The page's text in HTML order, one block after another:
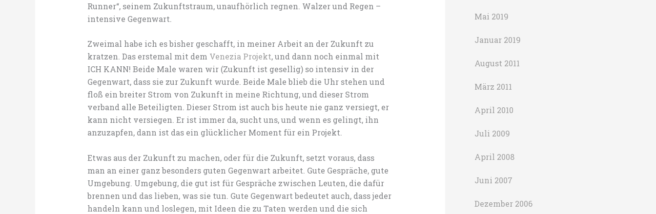
Runner“, seinem Zukunftstraum, unaufhörlich regnen. Walzer und Regen –
intensive Gegenwart.
Zweimal habe ich es bisher geschafft, in meiner Arbeit an der Zukunft zu
kratzen. Das erstemal mit dem Venezia Projekt, und dann noch einmal mit
ICH KANN! Beide Male waren wir (Zukunft ist gesellig) so intensiv in der
Gegenwart, dass sie zur Zukunft wurde. Beide Male blieb die Uhr stehen und
floß ein breiter Strom von Zukunft in meine Richtung, und dieser Strom
verband alle Beteiligten. Dieser Strom ist auch bis heute nie ganz versiegt, er
kann nicht versiegen. Er ist immer da, sucht uns, und wenn es gelingt, ihn
anzuzapfen, dann ist das ein glücklicher Moment für ein Projekt.
Etwas aus der Zukunft zu machen, oder für die Zukunft, setzt voraus, dass
man an einer ganz besonders guten Gegenwart arbeitet. Gute Gespräche, gute
Umgebung. Umgebung, die gut ist für Gespräche zwischen Leuten, die dafür
brennen und das lieben, was sie tun. Gute Gegenwart bedeutet auch, dass jeder
handeln kann und loslegen, mit Ideen die zu Taten werden und die sich
Mai 2019
Januar 2019
August 2011
März 2011
April 2010
Juli 2009
April 2008
Juni 2007
Dezember 2006